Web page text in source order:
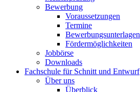
Bewerbung
Voraussetzungen
Termine
Bewerbungsunterlagen
Fördermöglichkeiten
Jobbörse
Downloads
Fachschule für Schnitt und Entwurf
Über uns
Überblick